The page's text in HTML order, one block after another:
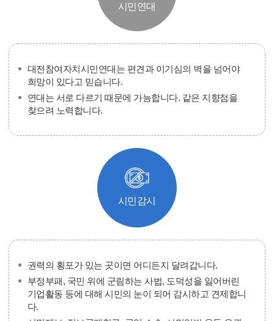
시민연대
대전참여자치시민연대는 편견과 이기심의 벽을 넘어야
희망이 있다고 믿습니다.
연대는 서로 다르기 때문에 가능합니다. 같은 지향점을
찾으려 노력합니다.
시민감시
권력의 횡포가 있는 곳이면 어디든지 달려갑니다.
부정부패, 국민 위에 군림하는 사법, 도덕성을 잃어버린
기업활동 등에 대해 시민의 눈이 되어 감시하고 견제합니
다.